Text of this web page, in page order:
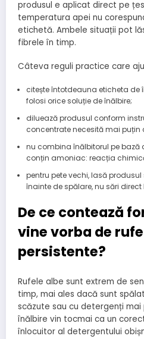
produsul e aplicat direct pe
temperatura apei nu
etichetă. Ambele situații pot
fibrele în timp.
Câteva reguli practice care
citește întotdeauna eticheta de
folosi orice soluție de înălbire;
diluează produsul conform
concentrate necesită mai puțin
nu combina înălbitorul pe bază
conțin amoniac: reacția
pentru pete vechi, lasă
înainte de spălare, nu sări
De ce contează
vine vorba de
persistente?
Rufele albe sunt extrem de
timp, mai ales dacă sunt
scăzute sau cu detergenți mai
înălbire vin tocmai ca un
înlocuitor al detergentului